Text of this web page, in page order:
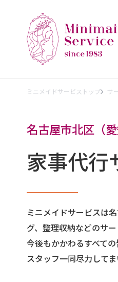
ミニメイドサービストップ サ
名古屋市北区（愛
家事代行
ミニメイドサービスは
グ、整理収納などのサ
今後もかかわるすべて
スタッフ一同尽力してま